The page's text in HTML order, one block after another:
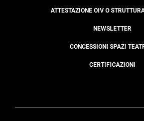
ATTESTAZIONE OIV O
NEWSLETTER
CONCESSIONI SPAZI
CERTIFICAZIONI